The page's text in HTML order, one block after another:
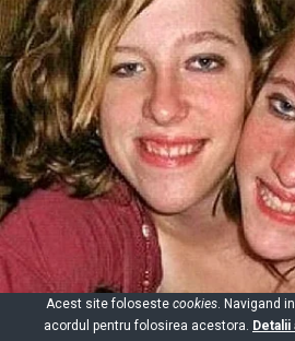
Acest site foloseste cookies. Navigand
acordul pentru folosirea acestora. Detalii